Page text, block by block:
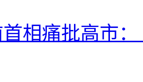
首相痛批高市